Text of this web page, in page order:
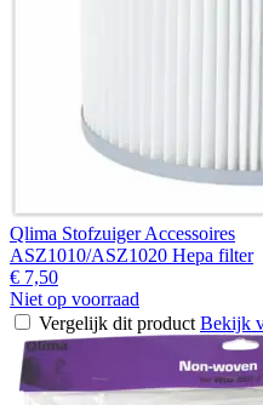
Qlima Stofzuiger Accessoires
ASZ1010/ASZ1020 Hepa filter
€ 7,50
Niet op voorraad
Vergelijk dit product Bekijk